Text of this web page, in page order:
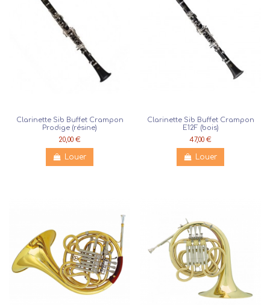
Clarinette Sib Buffet Crampon
Prodige (résine)
20,00 €
Louer
Clarinette Sib Buffet Crampon
E12F (bois)
47,00 €
Louer